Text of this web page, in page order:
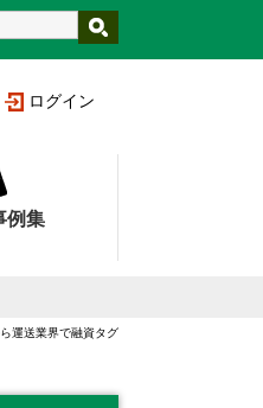
ログイン
例集
運送業界で融資タグ